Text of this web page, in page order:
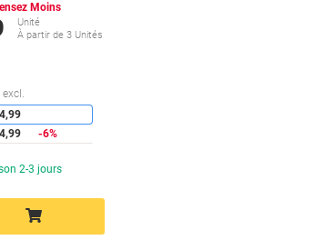
Moins
Unité
À partir de 3 Unités
excl.
-6%
2-3 jours